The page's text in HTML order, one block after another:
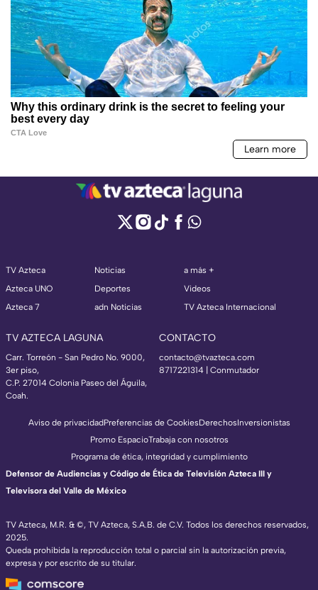
TV Azteca
Azteca UNO
Azteca 7
Noticias
Deportes
adn Noticias
a más +
Videos
TV Azteca Internacional
TV AZTECA LAGUNA
Carr. Torreón - San Pedro No. 9000,
3er piso,
C.P. 27014 Colonia Paseo del Águila,
Coah.
CONTACTO
contacto@tvazteca.com
8717221314 | Conmutador
TV Azteca, M.R. & ©, TV Azteca, S.A.B. de C.V. Todos los derechos reservados,
2025.
Queda prohibida la reproducción total o parcial sin la autorización previa,
expresa y por escrito de su titular.
Aviso de privacidadPreferencias de CookiesDerechosInversionistas
Promo EspacioTrabaja con nosotros
Programa de ética, integridad y cumplimiento
Defensor de Audiencias y Código de Ética de Televisión Azteca III y
Televisora del Valle de México